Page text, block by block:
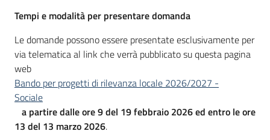
Tempi e modalità per presentare domanda
Le domande possono essere presentate esclusivamente per
via telematica al link che verrà pubblicato su questa pagina
web
Bando per progetti di rilevanza locale 2026/2027 -
Sociale
a partire dalle ore 9 del 19 febbraio 2026 ed entro le ore
13 del 13 marzo 2026.